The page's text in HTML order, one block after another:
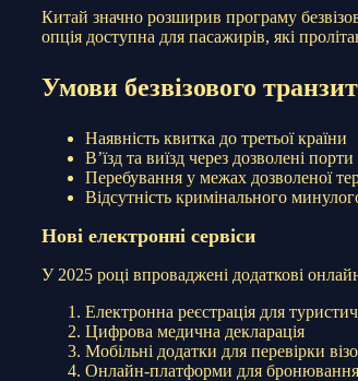
Китай значно розширив програму
опція доступна для пасажирів, які
Умови безвізового
Наявність квитка до третьої країни
В’їзд та виїзд через дозволені порти
Перебування у межах дозволеної
Відсутність кримінального
Нові електронні сервіси
У 2025 році впроваджені додаткові
Електронна реєстрація для
Цифрова медична декларація
Мобільні додатки для перевірки
Онлайн-платформи для бронювання